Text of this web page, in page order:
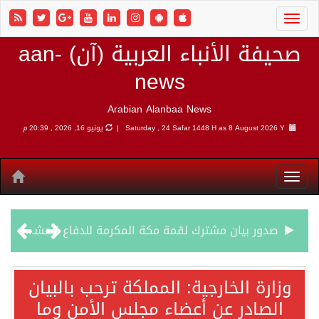
صحيفة الأنباء العربية (آن) aan-
news
Arabian Alanbaa News
Saturday , 24 Safar 1448 H as8 August 2026 Y | يونيو 16, 2026 , 20:39 م
صدور بيان مشترك لقمة مكة المكرمة للدفاع المشترك بين المملكة العربية السعودية والجمهورية التركية وجمهورية باكستان الإسلامية.
قفزة عالمية جديدة لتخصصات «الإعلام» بالأكاديمية العربية هيئة AQAS الألمانية تمنح برامج الإعلام بالأكاديمية العربية الاعتماد غير المشروط وفق المعايير الأوروبية..وزارة الخارجية: المملكة ترحب بالبيان
الصادر عن أعضاء مجلس الأمن وما